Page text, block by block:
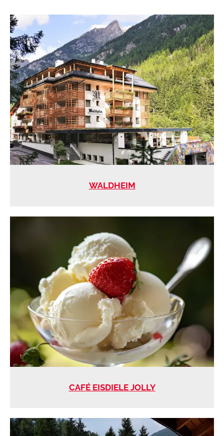
WALDHEIM
CAFÉ EISDIELE JOLLY